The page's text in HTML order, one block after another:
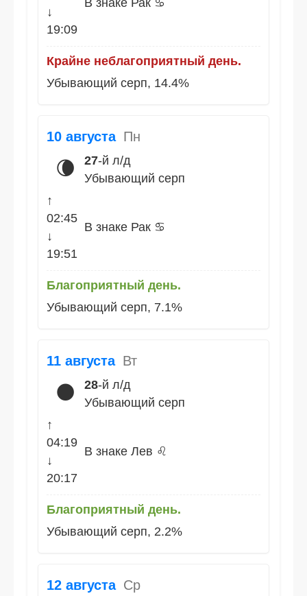
↓
19:09
В знаке Рак ♋
Крайне неблагоприятный день.
Убывающий серп, 14.4%
10 августа Пн
🌘 27-й л/д
Убывающий серп
↑
02:45
↓
19:51
В знаке Рак ♋
Благоприятный день.
Убывающий серп, 7.1%
11 августа Вт
🌑 28-й л/д
Убывающий серп
↑
04:19
↓
20:17
В знаке Лев ♌
Благоприятный день.
Убывающий серп, 2.2%
12 августа Ср